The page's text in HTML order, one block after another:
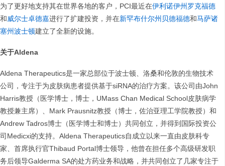
为了更好地支持其在世界各地的客户，PCI最近在伊利诺伊州罗克福德
和威尔士卓德嘉进行了扩建投资，并在新罕布什尔州贝德福德和马萨诸
塞州波士顿建立了全新的设施。
关于Aldena
Aldena Therapeutics是一家总部位于波士顿、洛桑和伦敦的生物技术
公司，专注于为皮肤病患者提供基于siRNA的治疗方案。该公司由John
Harris教授（医学博士，博士，UMass Chan Medical School皮肤病学
教授兼主席）、Mark Prausnitz教授（博士，佐治亚理工学院教授）和
Andrew Tadros博士（医学博士和博士）共同创立，并得到国际投资公
司Medicxi的支持。Aldena Therapeutics自成立以来一直由皮肤科专
家、首席执行官Thibaud Portal博士领导，他曾在担任多个高级研发职
务后领导Galderma SA的处方药业务和战略，并共同创立了几家专注于